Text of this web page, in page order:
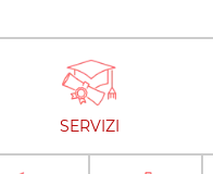
SERVIZI